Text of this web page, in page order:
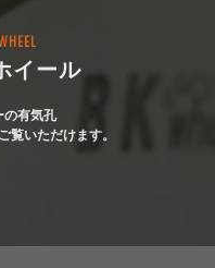
イール
の有気孔
覧いただけます。